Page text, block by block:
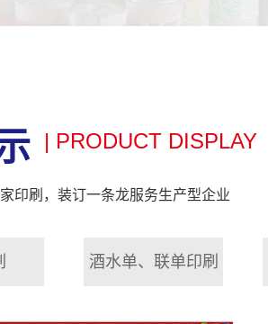
| PRODUCT DISPLAY
印刷，装订一条龙服务生产型企业
酒水单、联单印刷